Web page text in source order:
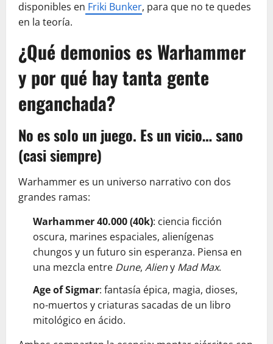
disponibles en Friki Bunker, para que no te quedes
en la teoría.
¿Qué demonios es Warhammer
y por qué hay tanta gente
enganchada?
No es solo un juego. Es un vicio… sano
(casi siempre)
Warhammer es un universo narrativo con dos
grandes ramas:
Warhammer 40.000 (40k): ciencia ficción
oscura, marines espaciales, alienígenas
chungos y un futuro sin esperanza. Piensa en
una mezcla entre Dune, Alieny Mad Max.
Age of Sigmar: fantasía épica, magia, dioses,
no-muertos y criaturas sacadas de un libro
mitológico en ácido.